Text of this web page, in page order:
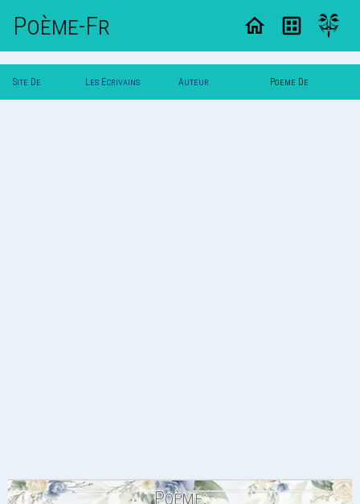
Poème-Fr
Site De Les Ecrivains Auteur Poeme De
Poème: